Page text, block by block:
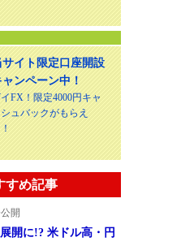
サイト限定口座開設
ャンペーン中！
FX！限定4000円キャ
シュバックがもらえ
すめ記事
開
開に!? 米ドル高・円